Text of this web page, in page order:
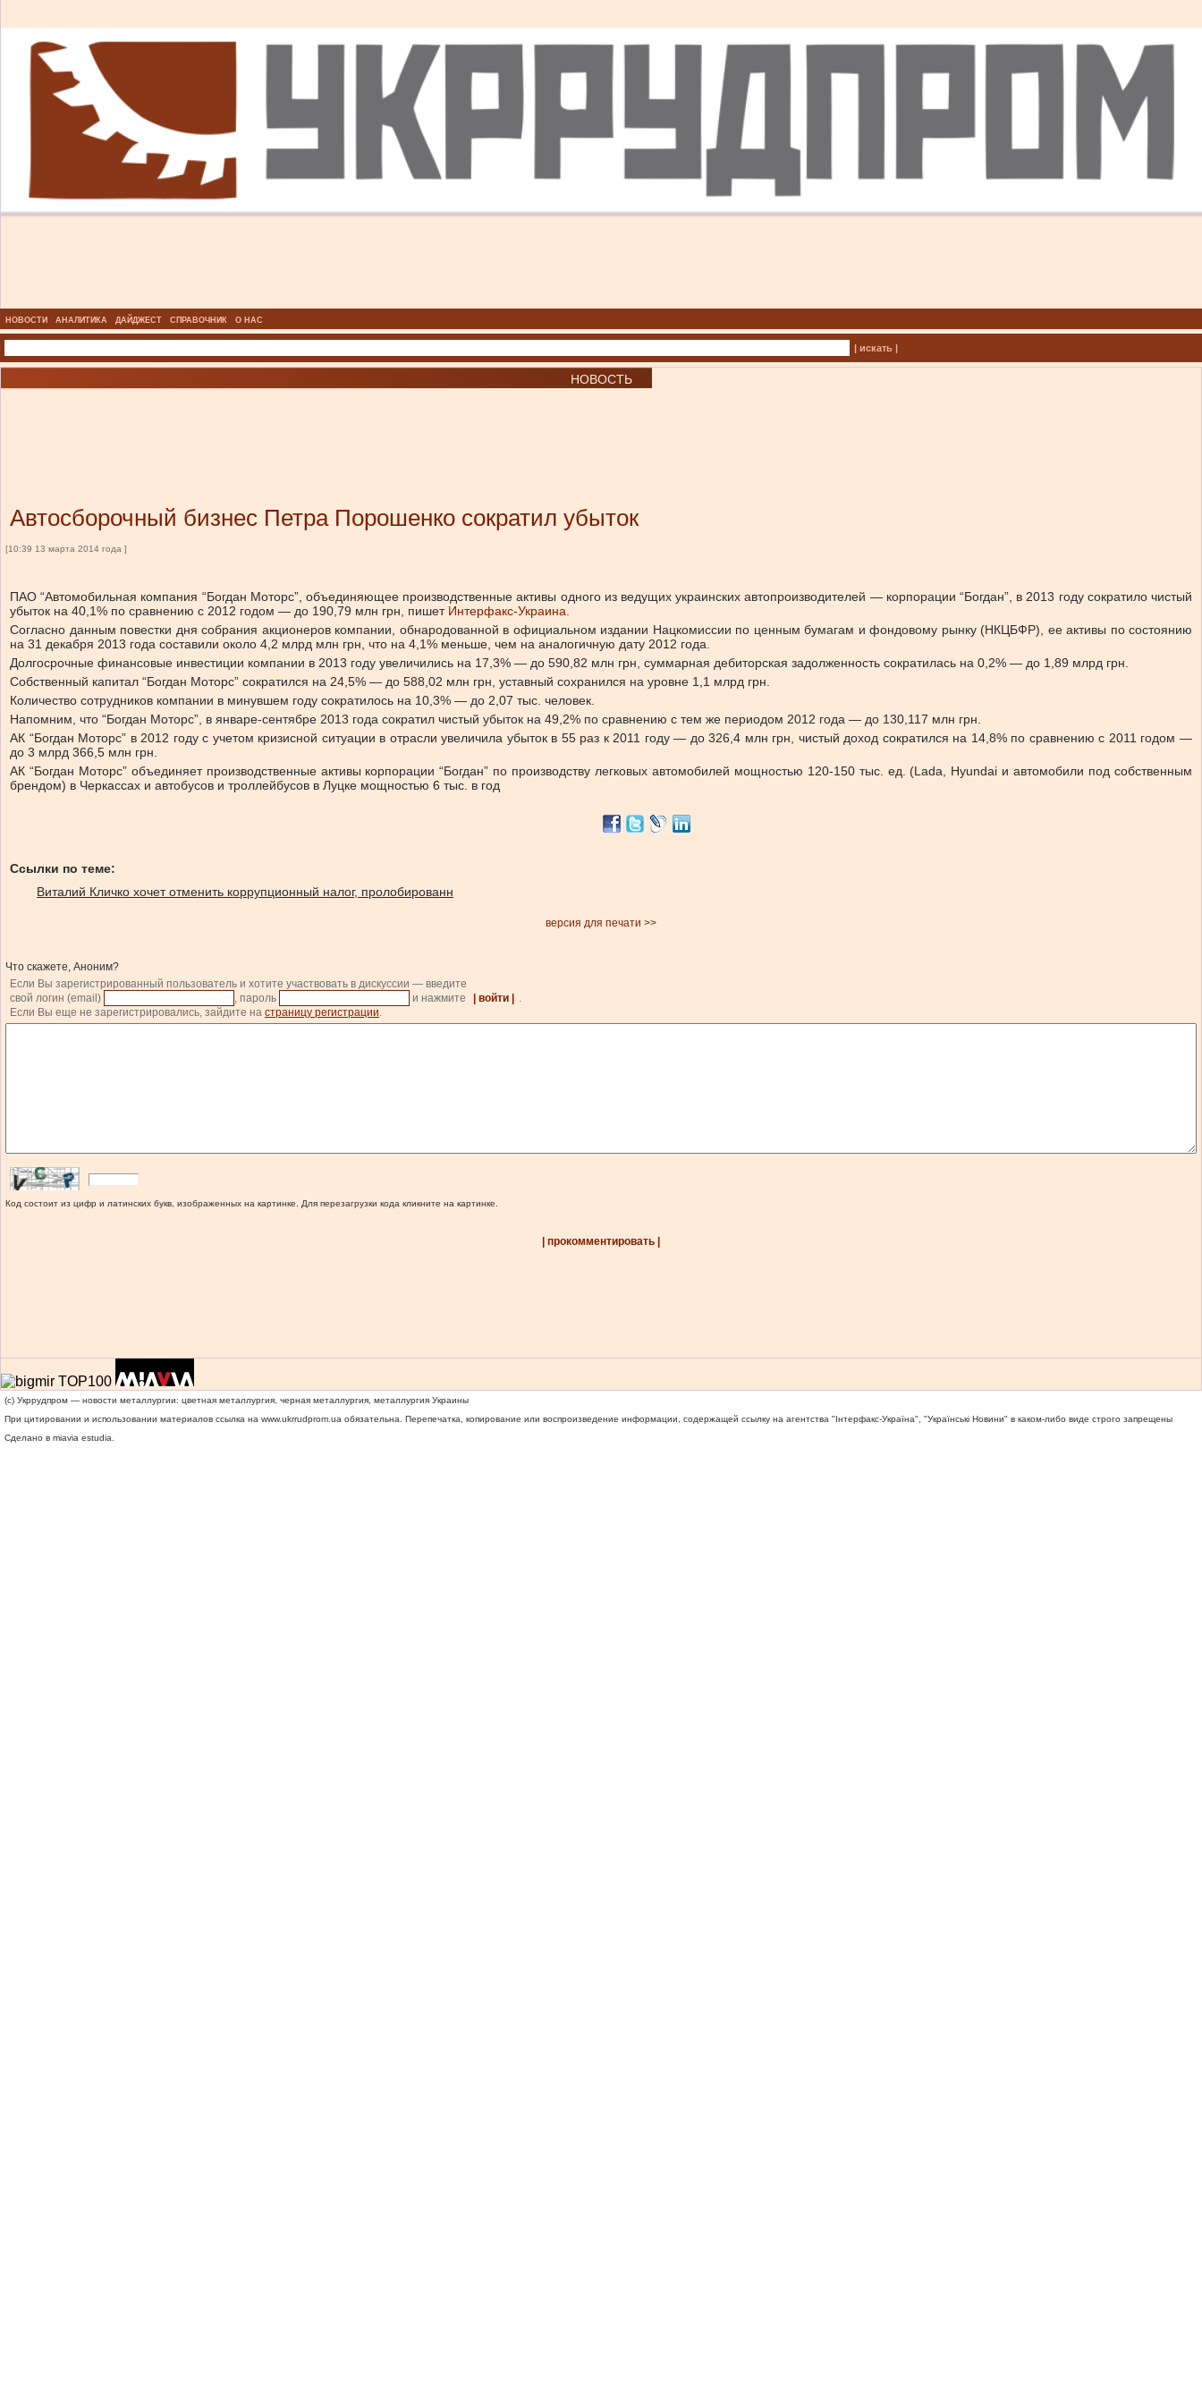
НОВОСТИ АНАЛИТИКА ДАЙДЖЕСТ СПРАВОЧНИК О НАС
| искать |
НОВОСТЬ
Автосборочный бизнес Петра Порошенко сократил убыток
[10:39 13 марта 2014 года ]
ПАО “Автомобильная компания “Богдан Моторс”, объединяющее производственные активы одного из ведущих украинских автопроизводителей — корпорации “Богдан”, в 2013 году сократило чистый
убыток на 40,1% по сравнению с 2012 годом — до 190,79 млн грн, пишет Интерфакс-Украина
Согласно данным повестки дня собрания акционеров компании, обнародованной в официальном издании Нацкомиссии по ценным бумагам и фондовому рынку (НКЦБФР), ее активы по состоянию
на 31 декабря 2013 года составили около 4,2 млрд млн грн, что на 4,1% меньше, чем на аналогичную дату 2012 года.
Долгосрочные финансовые инвестиции компании в 2013 году увеличились на 17,3% — до 590,82 млн грн, суммарная дебиторская задолженность сократилась на 0,2% — до 1,89 млрд грн.
Собственный капитал “Богдан Моторс” сократился на 24,5% — до 588,02 млн грн, уставный сохранился на уровне 1,1 млрд грн.
Количество сотрудников компании в минувшем году сократилось на 10,3% — до 2,07 тыс. человек.
Напомним, что “Богдан Моторс”, в январе-сентябре 2013 года сократил чистый убыток на 49,2% по сравнению с тем же периодом 2012 года — до 130,117 млн грн.
АК “Богдан Моторс” в 2012 году с учетом кризисной ситуации в отрасли увеличила убыток в 55 раз к 2011 году — до 326,4 млн грн, чистый доход сократился на 14,8% по сравнению с 2011 годом —
до 3 млрд 366,5 млн грн.
АК “Богдан Моторс” объединяет производственные активы корпорации “Богдан” по производству легковых автомобилей мощностью 120-150 тыс. ед. (Lada, Hyundai и автомобили под собственным
брендом) в Черкассах и автобусов и троллейбусов в Луцке мощностью 6 тыс. в год
Ссылки по теме:
Виталий Кличко хочет отменить коррупционный налог, пролобированн
версия для печати >>
Что скажете, Аноним?
Если Вы зарегистрированный пользователь и хотите участвовать в дискуссии — введите
свой логин (email)
, пароль и нажмите | войти |
.
Если Вы еще не зарегистрировались, зайдите на страницу регистрации.
Код состоит из цифр и латинских букв, изображенных на картинке. Для перезагрузки кода кликните на картинке.
| прокомментировать |
(c) Укррудпром — новости металлургии: цветная металлургия, черная металлургия, металлургия Украины
При цитировании и использовании материалов ссылка на www.ukrrudprom.ua обязательна. Перепечатка, копирование или воспроизведение информации, содержащей ссылку на агентства "Iнтерфакс-Україна", "Українськi Новини" в каком-либо виде строго запрещены
Сделано в miavia estudia.